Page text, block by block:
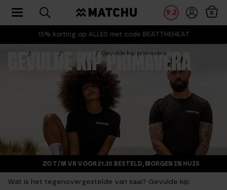
15% korting op ALLES met code BEATTHEHEAT
9.2 0
Toggle navigation
Gevulde kip primavera
GEVULDE KIP PRIMAVERA
ZO T/M VR VOOR 21.30 BESTELD, MORGEN IN HUIS
Wat is het tegenovergestelde van saai? Gevulde kip